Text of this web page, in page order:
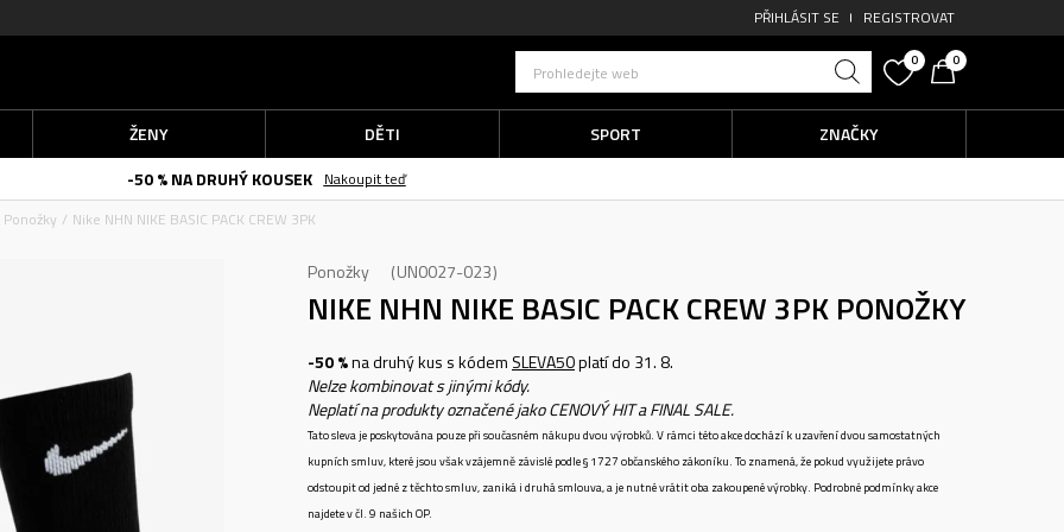
PŘIHLÁSIT SE REGISTROVAT
Prohledejte web
0 0
ŽENY DĚTI SPORT
ZNAČKY
-50 % NA DRUHÝ KOUSEK
Nakoupit teď
Ponožky
Nike NHN NIKE BASIC PACK CREW 3PK
Ponožky UN0027-023
NIKE NHN NIKE BASIC PACK CREW 3PK PONOŽKY
-50 %na druhý kus s kódem SLEVA50platí do 31. 8.
Nelze kombinovat s jinými kódy.
Neplatí na produkty označené jako CENOVÝ HIT a FINAL SALE.
Tato sleva je poskytována pouze při současném nákupu dvou výrobků. V rámci této akce dochází k uzavření dvou samostatných
kupních smluv, které jsou však vzájemně závislé podle § 1727 občanského zákoníku. To znamená, že pokud využijete právo
odstoupit od jedné z těchto smluv, zaniká i druhá smlouva, a je nutné vrátit oba zakoupené výrobky. Podrobné podmínky akce
najdete v čl. 9 našich OP.